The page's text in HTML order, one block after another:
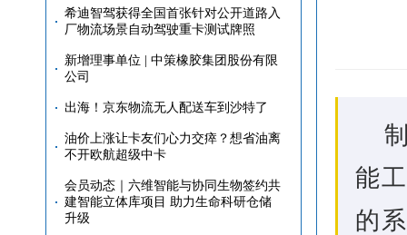
希迪智驾获得全国首张针对公开道路入
厂物流场景自动驾驶重卡测试牌照
新增理事单位 | 中策橡胶集团股份有限
公司
出海！京东物流无人配送车到沙特了
油价上涨让卡友们心力交瘁？想省油离
不开欧航超级中卡
会员动态｜六维智能与协同生物签约共
建智能立体库项目 助力生命科研仓储
升级
能
的